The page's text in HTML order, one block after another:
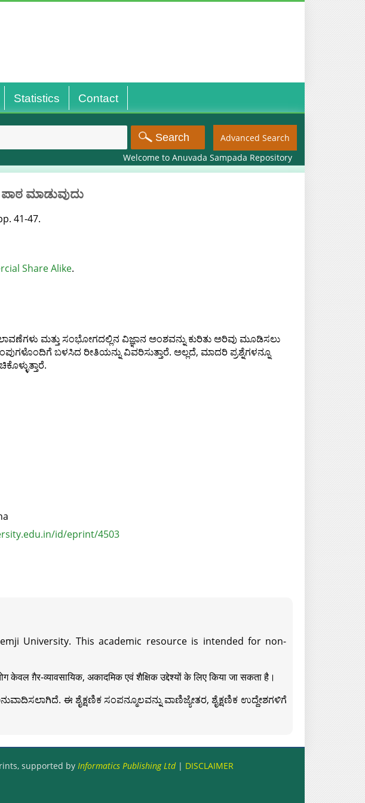
Statistics Contact
Advanced Search
Welcome to Anuvada Sampada Repository
ಮಾಡುವುದು
41-47.
Share Alike.
ಮತ್ತು ಸಂಭೋಗದಲ್ಲಿನ ವಿಜ್ಞಾನ ಅಂಶವನ್ನು ಕುರಿತು ಅರಿವು ಮೂಡಿಸಲು
ಬಳಸಿದ ರೀತಿಯನ್ನು ವಿವರಿಸುತ್ತಾರೆ. ಅಲ್ಲದೆ, ಮಾದರಿ ಪ್ರಶ್ನೆಗಳನ್ನೂ
id/eprint/4503
University. This academic resource is intended for non-
केवल ग़ैर-व्यावसायिक, अकादमिक एवं शैक्षिक उद्देश्यों के लिए किया जा सकता है।
ಈ ಶೈಕ್ಷಣಿಕ ಸಂಪನ್ಮೂಲವನ್ನು ವಾಣಿಜ್ಯೇತರ, ಶೈಕ್ಷಣಿಕ ಉದ್ದೇಶಗಳಿಗೆ
supported by Informatics Publishing Ltd| DISCLAIMER